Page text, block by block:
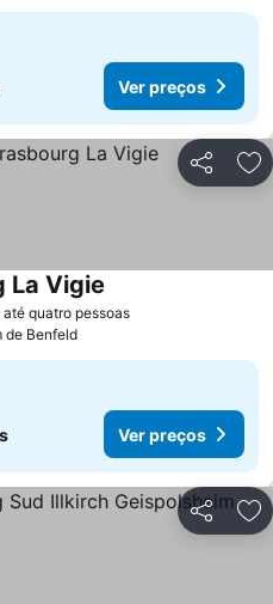
Ver preços
Partilhar
quatro pessoas
La Vigie
de Benfeld
Ver preços
Partilhar